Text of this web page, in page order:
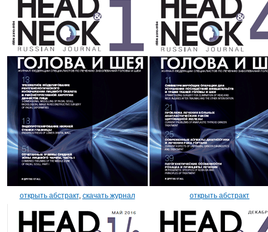
открыть абстракт, скачать журнал открыть абстракт